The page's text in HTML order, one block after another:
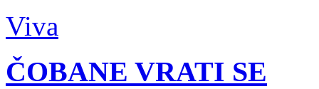
Viva
ČOBANE VRATI SE